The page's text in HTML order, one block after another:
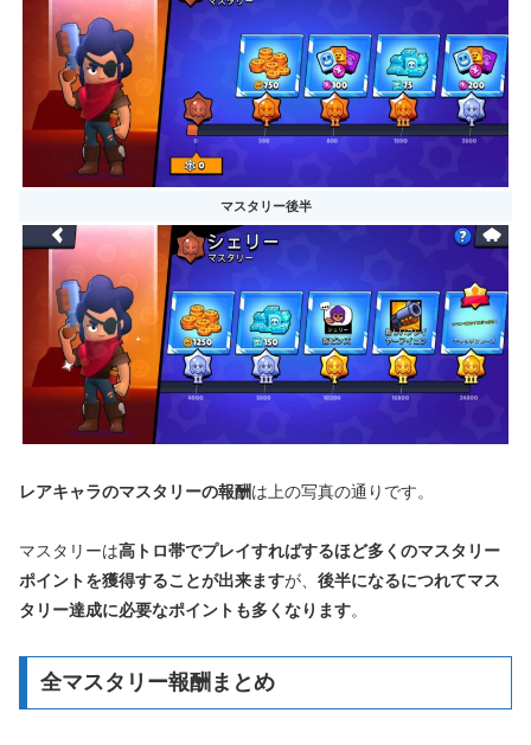
マスタリー後半
レアキャラのマスタリーの報酬は上の写真の通りです。
マスタリーは高トロ帯でプレイすればするほど多くのマスタリー
ポイントを獲得することが出来ますが、 後半になるにつれてマス
タリー達成に必要なポイントも多くなります。
全マスタリー報酬まとめ